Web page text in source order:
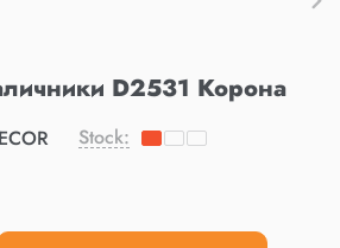
D2531 Корона
Stock: